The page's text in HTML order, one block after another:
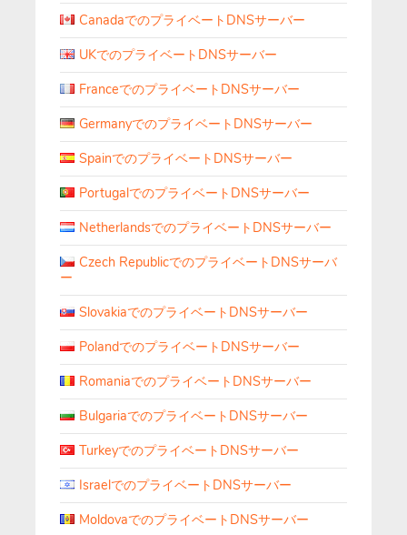
CanadaでのプライベートDNSサーバー
UKでのプライベートDNSサーバー
FranceでのプライベートDNSサーバー
GermanyでのプライベートDNSサーバー
SpainでのプライベートDNSサーバー
PortugalでのプライベートDNSサーバー
NetherlandsでのプライベートDNSサーバー
Czech RepublicでのプライベートDNSサーバ
ー
SlovakiaでのプライベートDNSサーバー
PolandでのプライベートDNSサーバー
RomaniaでのプライベートDNSサーバー
BulgariaでのプライベートDNSサーバー
TurkeyでのプライベートDNSサーバー
IsraelでのプライベートDNSサーバー
MoldovaでのプライベートDNSサーバー